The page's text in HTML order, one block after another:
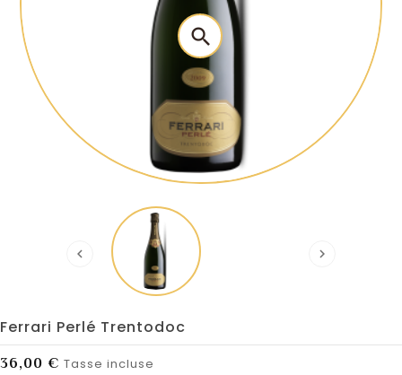
search
 
Ferrari Perlé Trentodoc
36,00 € Tasse incluse